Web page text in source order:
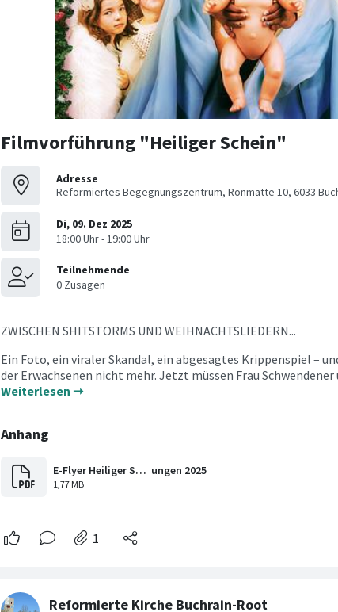
Filmvorführung "Heiliger Schein"
Adresse
Reformiertes Begegnungszentrum, Ronmatte 10, 6033
ZWISCHEN SHITSTORMS UND WEIHNACHTSLIEDERN...
Ein Foto, ein viraler Skandal, ein abgesagtes Krippenspiel –
der Erwachsenen nicht mehr. Jetzt müssen Frau Schwendener
Weiterlesen ➞